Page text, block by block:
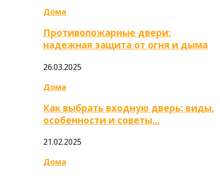
Дома
Противопожарные двери:
надежная защита от огня и дыма
26.03.2025
Дома
Как выбрать входную дверь: виды,
особенности и советы…
21.02.2025
Дома